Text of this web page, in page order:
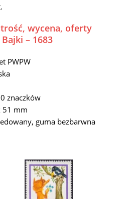
wycena, oferty
– 1683
PWPW
znaczków
51 mm
guma bezbarwna